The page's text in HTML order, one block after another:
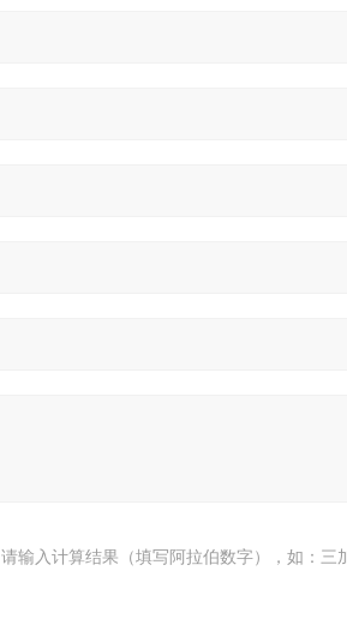
请输入计算结果（填写阿拉伯数字），如：三